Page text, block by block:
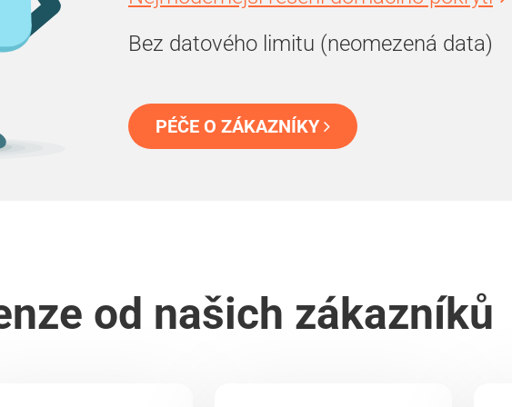
Bez datového limitu (neomezená data)
PÉČE O ZÁKAZNÍKY
od našich zákazníků